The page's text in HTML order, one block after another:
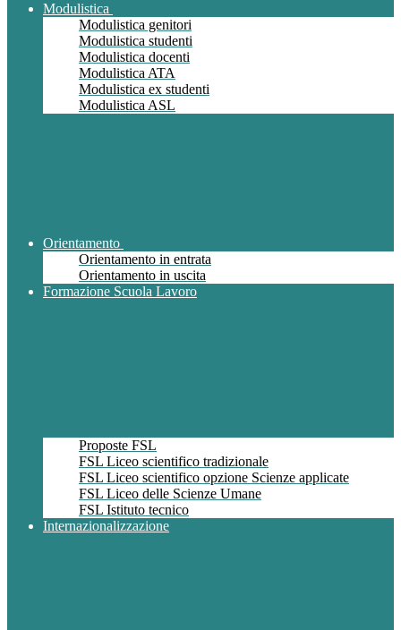
Modulistica
Modulistica genitori
Modulistica studenti
Modulistica docenti
Modulistica ATA
Modulistica ex studenti
Modulistica ASL
Orientamento
Orientamento in entrata
Orientamento in uscita
Formazione Scuola Lavoro
Proposte FSL
FSL Liceo scientifico tradizionale
FSL Liceo scientifico opzione Scienze applicate
FSL Liceo delle Scienze Umane
FSL Istituto tecnico
Internazionalizzazione